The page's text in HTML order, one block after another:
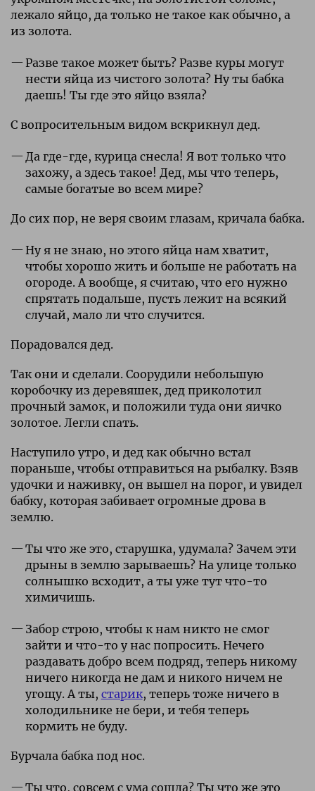
лежало яйцо, да только не такое как обычно, а
из золота.
Разве такое может быть? Разве куры могут
нести яйца из чистого золота? Ну ты бабка
даешь! Ты где это яйцо взяла?
С вопросительным видом вскрикнул дед.
Да где-где, курица снесла! Я вот только что
захожу, а здесь такое! Дед, мы что теперь,
самые богатые во всем мире?
До сих пор, не веря своим глазам, кричала бабка.
Ну я не знаю, но этого яйца нам хватит,
чтобы хорошо жить и больше не работать на
огороде. А вообще, я считаю, что его нужно
спрятать подальше, пусть лежит на всякий
случай, мало ли что случится.
Порадовался дед.
Так они и сделали. Соорудили небольшую
коробочку из деревяшек, дед приколотил
прочный замок, и положили туда они яичко
золотое. Легли спать.
Наступило утро, и дед как обычно встал
пораньше, чтобы отправиться на рыбалку. Взяв
удочки и наживку, он вышел на порог, и увидел
бабку, которая забивает огромные дрова в
землю.
Ты что же это, старушка, удумала? Зачем эти
дрыны в землю зарываешь? На улице только
солнышко всходит, а ты уже тут что-то
химичишь.
Забор строю, чтобы к нам никто не смог
зайти и что-то у нас попросить. Нечего
раздавать добро всем подряд, теперь никому
ничего никогда не дам и никого ничем не
угощу. А ты, старик, теперь тоже ничего в
холодильнике не бери, и тебя теперь
кормить не буду.
Бурчала бабка под нос.
Ты что, совсем с ума сошла? Ты что же это